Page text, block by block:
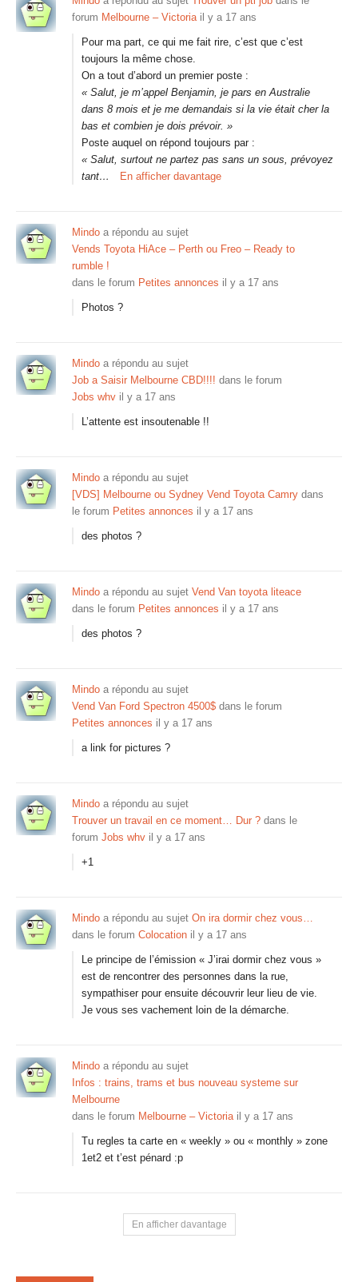
forum Melbourne – Victoria il y a 17 ans
Pour ma part, ce qui me fait rire, c’est que c’est
toujours la même chose.
On a tout d’abord un premier poste :
« Salut, je m’appel Benjamin, je pars en Australie
dans 8 mois et je me demandais si la vie était cher la
bas et combien je dois prévoir. »
Poste auquel on répond toujours par :
« Salut, surtout ne partez pas sans un sous, prévoyez
tant…
En afficher davantage
Mindo a répondu au sujet
Vends Toyota HiAce – Perth ou Freo – Ready to
rumble !
dans le forum Petites annonces il y a 17 ans
Photos ?
Mindo a répondu au sujet
Job a Saisir Melbourne CBD!!!! dans le forum
Jobs whv il y a 17 ans
L’attente est insoutenable !!
Mindo a répondu au sujet
[VDS] Melbourne ou Sydney Vend Toyota Camry dans
le forum Petites annonces il y a 17 ans
des photos ?
Mindo a répondu au sujet Vend Van toyota liteace
dans le forum Petites annonces il y a 17 ans
des photos ?
Mindo a répondu au sujet
Vend Van Ford Spectron 4500$ dans le forum
Petites annonces il y a 17 ans
a link for pictures ?
Mindo a répondu au sujet
Trouver un travail en ce moment… Dur ? dans le
forum Jobs whv il y a 17 ans
+1
Mindo a répondu au sujet On ira dormir chez vous…
dans le forum Colocation il y a 17 ans
Le principe de l’émission « J’irai dormir chez vous »
est de rencontrer des personnes dans la rue,
sympathiser pour ensuite découvrir leur lieu de vie.
Je vous ses vachement loin de la démarche.
Mindo a répondu au sujet
Infos : trains, trams et bus nouveau systeme sur
Melbourne
dans le forum Melbourne – Victoria il y a 17 ans
Tu regles ta carte en « weekly » ou « monthly » zone
1et2 et t’est pénard :p
En afficher davantage